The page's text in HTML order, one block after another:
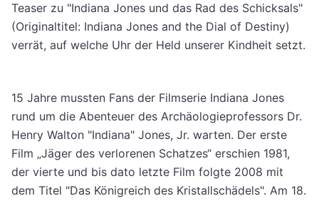
Teaser zu "Indiana Jones und das Rad des Schicksals"
(Originaltitel: Indiana Jones and the Dial of Destiny)
verrät, auf welche Uhr der Held unserer Kindheit setzt.
15 Jahre mussten Fans der Filmserie Indiana Jones
rund um die Abenteuer des Archäologieprofessors Dr.
Henry Walton "Indiana" Jones, Jr. warten. Der erste
Film „Jäger des verlorenen Schatzes“ erschien 1981,
der vierte und bis dato letzte Film folgte 2008 mit
dem Titel "Das Königreich des Kristallschädels". Am 18.